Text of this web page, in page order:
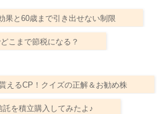
果と60歳まで引き出せない制限
こまで節税になる？
えるCP！クイズの正解＆お勧め株
を積立購入してみたよ♪